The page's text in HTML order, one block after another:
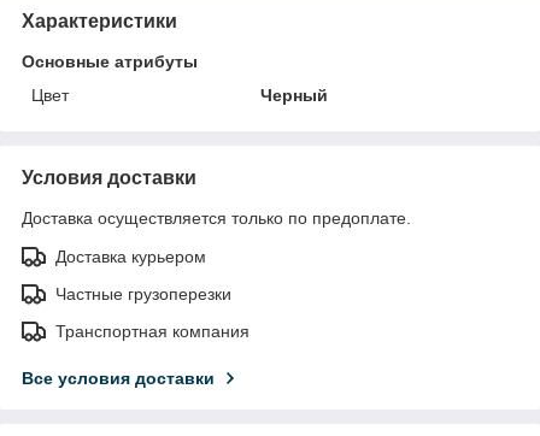
Характеристики
Основные атрибуты
Цвет
Черный
Условия доставки
Доставка осуществляется только по предоплате.
Доставка курьером
Частные грузоперезки
Транспортная компания
Все условия доставки